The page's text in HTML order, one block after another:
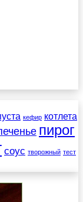
кефир котлета
пирог
соус творожный тест